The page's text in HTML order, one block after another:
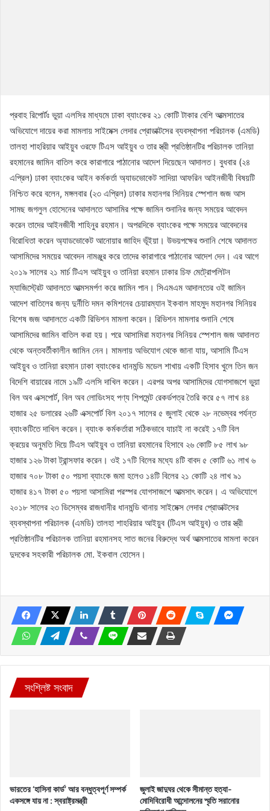
প্রবাহ রিপোর্টঃ ভুয়া এলসির মাধ্যমে ঢাকা ব্যাংকের ২১ কোটি টাকার বেশি আত্মসাতের
অভিযোগে দায়ের করা মামলায় সাইমেক্স লেদার প্রোডাক্টসের ব্যবস্থাপনা পরিচালক (এমডি)
তালহা শাহরিয়ার আইয়ুব ওরফে টিএস আইয়ুব ও তার স্ত্রী প্রতিষ্ঠানটির পরিচালক তানিয়া
রহমানের জামিন বাতিল করে কারাগারে পাঠানোর আদেশ দিয়েছেন আদালত। বুধবার (২৪
এপ্রিল) ঢাকা ব্যাংকের আইন কর্মকর্তা অ্যাডভোকেট সাদিয়া আফরিন আইনজীবী বিষয়টি
নিশ্চিত করে বলেন, মঙ্গলবার (২৩ এপ্রিল) ঢাকার মহানগর সিনিয়র স্পেশাল জজ আস
সামছ জগলুল হোসেনের আদালতে আসামির পক্ষে জামিন শুনানির জন্য সময়ের আবেদন
করেন তাদের আইনজীবী শাহিনুর রহমান। অপরদিকে ব্যাংকের পক্ষে সময়ের আবেদনের
বিরোধিতা করেন অ্যাডভোকেট আনোয়ার জাহিদ ভূঁইয়া। উভয়পক্ষের শুনানি শেষে আদালত
আসামিদের সময়ের আবেদন নামঞ্জুর করে তাদের কারাগারে পাঠানোর আদেশ দেন। এর আগে
২০১৯ সালের ২১ মার্চ টিএস আইয়ুব ও তানিয়া রহমান ঢাকার চিফ মেট্রোপলিটন
ম্যাজিস্ট্রেট আদালতে আত্মসমর্পণ করে জামিন পান। সিএমএম আদালতের ওই জামিন
আদেশ বাতিলের জন্য দুর্নীতি দমন কমিশনের চেয়ারম্যান ইকবাল মাহমুদ মহানগর সিনিয়র
বিশেষ জজ আদালতে একটি রিভিশন মামলা করেন। রিভিশন মামলার শুনানি শেষে
আসামিদের জামিন বাতিল করা হয়। পরে আসামিরা মহানগর সিনিয়র স্পেশাল জজ আদালত
থেকে অন্তবর্তীকালীন জামিন নেন। মামলায় অভিযোগ থেকে জানা যায়, আসামি টিএস
আইয়ুব ও তানিয়া রহমান ঢাকা ব্যাংকের ধানমন্ডি মডেল শাখায় একটি হিসাব খুলে তিন জন
বিদেশি বায়ারের নামে ১৯টি এলসি দাখিল করেন। এরপর অপর আসামিদের যোগসাজশে ভুয়া
বিল অব এক্সপোর্ট, বিল অব লোডিংসহ পণ্য শিপমেন্ট রেকর্ডপত্র তৈরি করে ৫৭ লাখ ৪৪
হাজার ২৫ ডলারের ২৬টি এক্সপোর্ট বিল ২০১৭ সালের ৫ জুলাই থেকে ২৮ নভেম্বর পর্যন্ত
ব্যাংকটিতে দাখিল করেন। ব্যাংক কর্মকর্তারা সঠিকভাবে যাচাই না করেই ১৭টি বিল
ক্রয়ের অনুমতি দিয়ে টিএস আইয়ুব ও তানিয়া রহমানের হিসাবে ২৬ কোটি ৮৫ লাখ ৯৮
হাজার ১২৬ টাকা ট্রান্সফার করেন। ওই ১৭টি বিলের মধ্যে ৪টি বাবদ ৫ কোটি ৬১ লাখ ৬
হাজার ৭০৮ টাকা ৫০ পয়সা ব্যাংকে জমা হলেও ১৪টি বিলের ২১ কোটি ২৪ লাখ ৯১
হাজার ৪১৭ টাকা ৫০ পয়সা আসামিরা পরস্পর যোগসাজশে আত্মসাৎ করেন। এ অভিযোগে
২০১৮ সালের ২৩ ডিসেম্বর রাজধানীর ধানমন্ডি থানায় সাইমেক্স লেদার প্রোডাক্টসের
ব্যবস্থাপনা পরিচালক (এমডি) তালহা শাহরিয়ার আইয়ুব (টিএস আইয়ুব) ও তার স্ত্রী
প্রতিষ্ঠানটির পরিচালক তানিয়া রহমানসহ সাত জনের বিরুদ্ধে অর্থ আত্মসাতের মামলা করেন
দুদকের সহকারী পরিচালক মো. ইকবাল হোসেন।
সংশ্লিষ্ট সংবাদ
ভারতের ‘হাসিনা কার্ড’ আর বন্ধুত্বপূর্ণ সম্পর্ক
একসঙ্গে যায় না : স্বরাষ্ট্রমন্ত্রী
জুলাই জাদুঘর থেকে সীমান্ত হত্যা-
মোদিবিরোধী আন্দোলনের স্মৃতি সরানোর